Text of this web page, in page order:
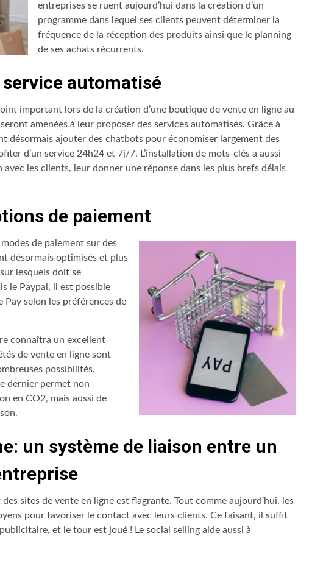
entreprises se ruent aujourd’hui dans la création d’un
programme dans lequel ses clients peuvent déterminer la
fréquence de la réception des produits ainsi que le planning
de ses achats récurrents.
service automatisé
important lors de la création d’une boutique de vente en ligne au
amenées à leur proposer des services automatisés. Grâce à
désormais ajouter des chatbots pour économiser largement des
d’un service 24h24 et 7j/7. L’installation de mots-clés a aussi
les clients, leur donner une réponse dans les plus brefs délais
de paiement
de paiement sur des
désormais optimisés et plus
lesquels doit se
le Paypal, il est possible
Pay selon les préférences de
connaîtra un excellent
de vente en ligne sont
possibilités,
dernier permet non
en CO2, mais aussi de
un système de liaison entre un
sites de vente en ligne est flagrante. Tout comme aujourd’hui, les
pour favoriser le contact avec leurs clients. Ce faisant, il suffit
et le tour est joué ! Le social selling aide aussi à